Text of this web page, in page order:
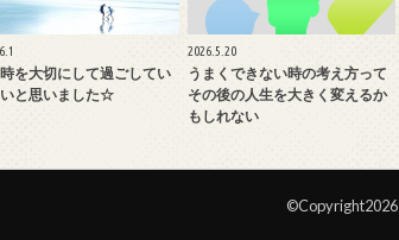
を大切にして過ごしてい
いと思いました☆
2026.5.20
うまくできない時の考え方って
その後の人生を大きく変えるか
もしれない
©Copyright2026